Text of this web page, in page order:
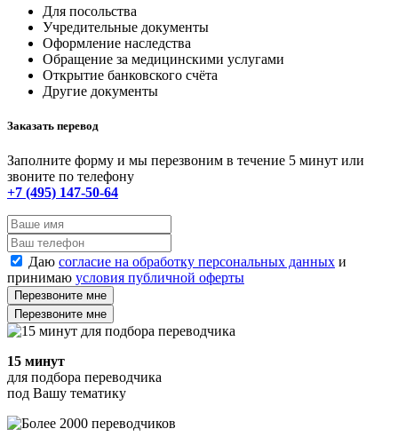
Для посольства
Учредительные документы
Оформление наследства
Обращение за медицинскими услугами
Открытие банковского счёта
Другие документы
Заказать перевод
Заполните форму и мы перезвоним в течение 5 минут или
звоните по телефону
+7 (495) 147-50-64
Даю согласие на обработку персональных данных и
принимаю условия публичной оферты
Перезвоните мне
Перезвоните мне
15 минут
для подбора переводчика
под Вашу тематику